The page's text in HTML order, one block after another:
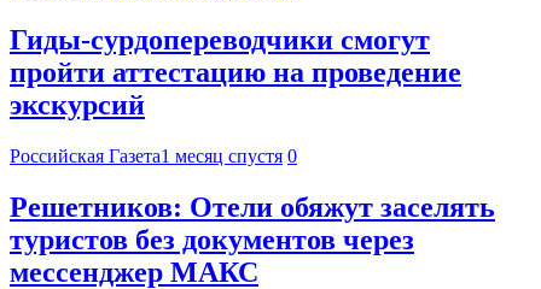
Гиды-сурдопереводчики смогут
пройти аттестацию на проведение
экскурсий
Российская Газета1 месяц спустя 0
Решетников: Отели обяжут заселять
туристов без документов через
мессенджер МАКС